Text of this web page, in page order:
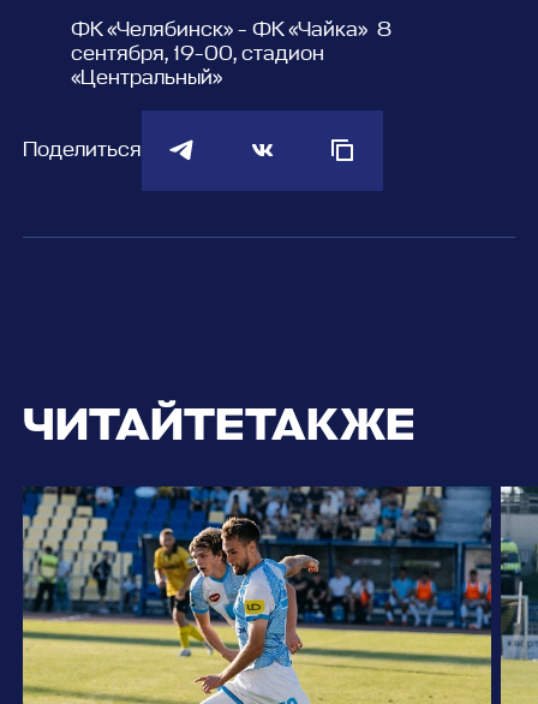
ФК «Челябинск» - ФК «Чайка» 8
сентября, 19-00, стадион
«Центральный»
Поделиться
ЧИТАЙТЕТАКЖЕ